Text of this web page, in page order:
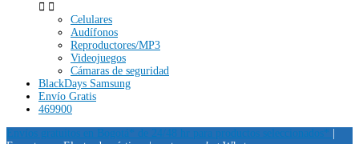
 
Celulares
Audífonos
Reproductores/MP3
Videojuegos
Cámaras de seguridad
BlackDays Samsung
Envío Gratis
469900
Envíos gratuitos en Bogotá* de 24/48 hr para productos seleccionados*